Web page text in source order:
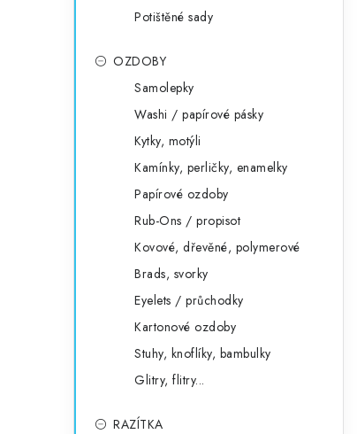
Potištěné sady
OZDOBY
Samolepky
Washi / papírové pásky
Kytky, motýli
Kamínky, perličky, enamelky
Papírové ozdoby
Rub-Ons / propisot
Kovové, dřevěné, polymerové
Brads, svorky
Eyelets / průchodky
Kartonové ozdoby
Stuhy, knoflíky, bambulky
Glitry, flitry...
RAZÍTKA